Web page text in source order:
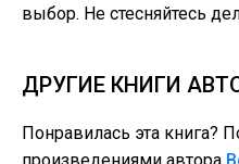
выбор. Не стесняйтесь
ДРУГИЕ КНИГИ
Понравилась эта книга?